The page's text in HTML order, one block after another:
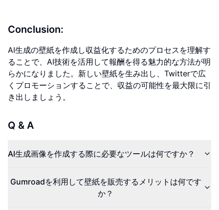
Conclusion:
AI生成の壁紙を作成し収益化するためのプロセスを理解す
ることで、AI技術を活用して報酬を得る魅力的な方法が明
らかになりました。新しい壁紙を生み出し、Twitterで広
くプロモーションすることで、収益の可能性を最大限に引
き出しましょう。
Q & A
AI生成画像を作成する際に必要なツールは何ですか？
Gumroadを利用して壁紙を販売するメリットは何です
か？